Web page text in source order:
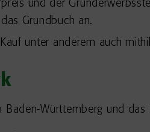
und der
Grundbuch an.
unter anderem auch
Baden-Württemberg und